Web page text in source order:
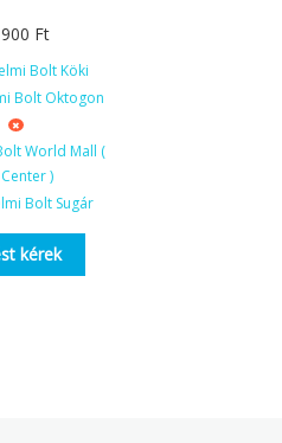
Ft
Bolt Köki
Bolt Oktogon
World Mall (
)
Bolt Sugár
kérek